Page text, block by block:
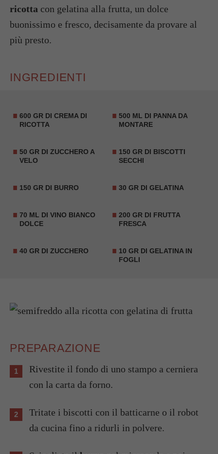
ricotta con gelatina alla frutta, un dolce
buonissimo e fresco, decisamente da provare al
più presto.
INGREDIENTI
600 GR DI CREMA DI
RICOTTA
500 ML DI PANNA DA
MONTARE
50 GR DI ZUCCHERO A
VELO
150 GR DI BISCOTTI
SECCHI
150 GR DI BURRO 30 GR DI GELATINA
70 ML DI VINO BIANCO
DOLCE
200 GR DI FRUTTA
FRESCA
40 GR DI ZUCCHERO
10 GR DI GELATINA IN
FOGLI
PREPARAZIONE
Rivestite il fondo di uno stampo a cerniera
con la carta da forno.
Tritate i biscotti con il batticarne o il robot
da cucina fino a ridurli in polvere.